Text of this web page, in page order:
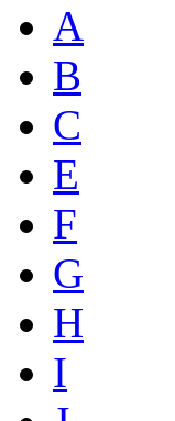
A
B
C
E
F
G
H
I